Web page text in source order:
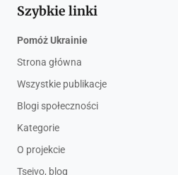
Szybkie linki
Pomóż Ukrainie
Strona główna
Wszystkie publikacje
Blogi społeczności
Kategorie
O projekcie
Tseivo, blog